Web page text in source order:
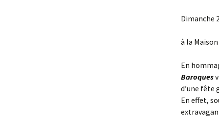
Dimanche
à la
En
Baroques
d’une fête
En effet,